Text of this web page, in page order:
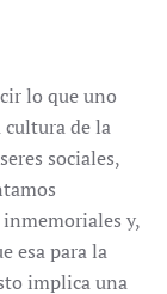
lo que uno
cultura de la
sociales,
y,
esa para la
implica una